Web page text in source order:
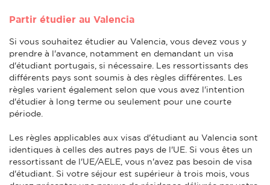
Partir étudier au Valencia
Si vous souhaitez étudier au Valencia, vous devez vous y
prendre à l'avance, notamment en demandant un visa
d'étudiant portugais, si nécessaire. Les ressortissants des
différents pays sont soumis à des règles différentes. Les
règles varient également selon que vous avez l'intention
d'étudier à long terme ou seulement pour une courte
période.
Les règles applicables aux visas d'étudiant au Valencia sont
identiques à celles des autres pays de l'UE. Si vous êtes un
ressortissant de l'UE/AELE, vous n'avez pas besoin de visa
d'étudiant. Si votre séjour est supérieur à trois mois, vous